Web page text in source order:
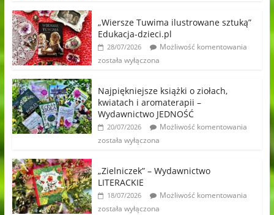
„Wiersze Tuwima ilustrowane sztuką”
Edukacja-dzieci.pl
28/07/2026
Możliwość komentowania
została wyłączona
Najpiękniejsze książki o ziołach,
kwiatach i aromaterapii –
Wydawnictwo JEDNOŚĆ
20/07/2026
Możliwość komentowania
została wyłączona
„Zielniczek” – Wydawnictwo
LITERACKIE
18/07/2026
Możliwość komentowania
została wyłączona